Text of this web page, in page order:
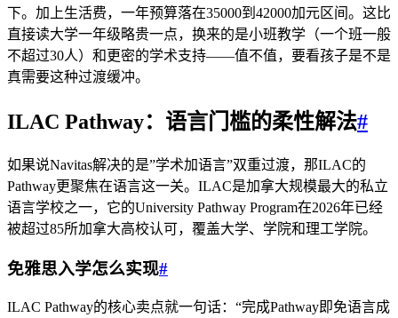
下。加上生活费，一年预算落在35000到42000加元区间。这比
直接读大学一年级略贵一点，换来的是小班教学（一个班一般
不超过30人）和更密的学术支持——值不值，要看孩子是不是
真需要这种过渡缓冲。
ILAC Pathway：语言门槛的柔性解法#
如果说Navitas解决的是”学术加语言”双重过渡，那ILAC的
Pathway更聚焦在语言这一关。ILAC是加拿大规模最大的私立
语言学校之一，它的University Pathway Program在2026年已经
被超过85所加拿大高校认可，覆盖大学、学院和理工学院。
免雅思入学怎么实现#
ILAC Pathway的核心卖点就一句话：“完成Pathway即免语言成